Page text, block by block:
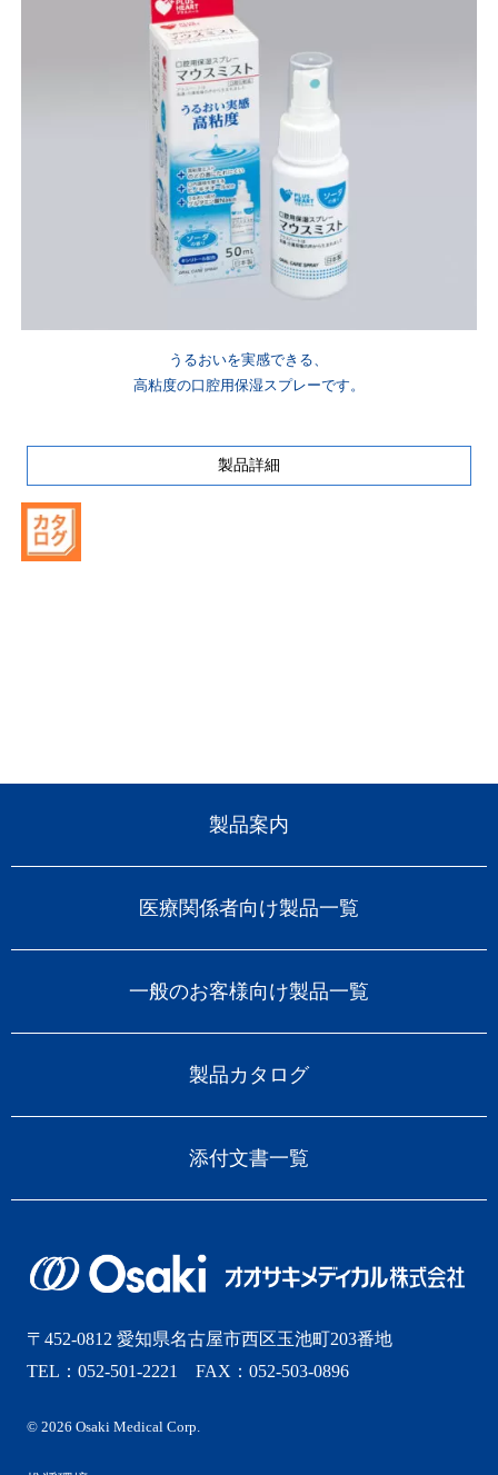
うるおいを実感できる、
高粘度の口腔用保湿スプレーです。
製品詳細
製品案内
医療関係者向け製品一覧
一般のお客様向け製品一覧
製品カタログ
添付文書一覧
〒452-0812 愛知県名古屋市西区玉池町203番地
TEL：052-501-2221 FAX：052-503-0896
© 2026 Osaki Medical Corp.